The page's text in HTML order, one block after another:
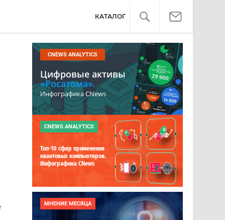
КАТАЛОГ
CNEWS ANALYTICS
Цифровые активы
«Росатома».
Инфографика CNews
CNEWS ANALYTICS
Топ-10 сфер применения
квантовых компьютеров.
Инфографика CNews
МНЕНИЕ МЕСЯЦА